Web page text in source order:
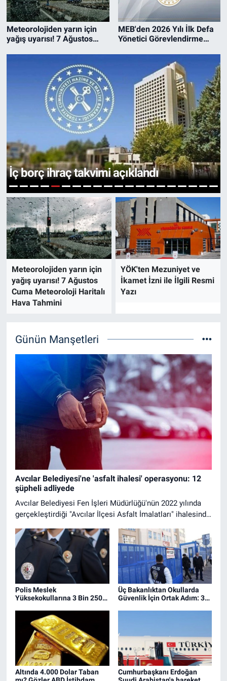
Meteorolojiden yarın için
yağış uyarısı! 7 Ağustos
MEB'den 2026 Yılı İlk Defa
Yönetici Görevlendirme
İç borç ihraç takvimi açıklandı
1 2 3 4 5 6 7 8 9 10 11121314151617181920
Meteorolojiden yarın için
yağış uyarısı! 7 Ağustos
Cuma Meteoroloji Haritalı
Hava Tahmini
YÖK'ten Mezuniyet ve
İkamet İzni ile İlgili Resmi
Yazı
Günün Manşetleri
Avcılar Belediyesi'ne 'asfalt ihalesi' operasyonu: 12
şüpheli adliyede
Avcılar Belediyesi Fen İşleri Müdürlüğü'nün 2022 yılında
gerçekleştirdiği "Avcılar İlçesi Asfalt İmalatları" ihalesinde
gözaltı kararı verildi. Küçükçekmece Cumhuriyet
Başsavcılığı'nca yürütülen "ihaleye fesat karıştırma"
soruşturması kapsamında İstanbul, Ankara, Balıkesir ve
Bitlis'te düzenlenen eş zamanlı operasyonda 12 şüpheli
yakalandı. Emniyetteki işlemleri tamamlanan zanlılar
Küçükçekmece Adliyesi'ne sevk edildi.
Polis Meslek
Yüksekokullarına 3 Bin 250
Üç Bakanlıktan Okullarda
Güvenlik İçin Ortak Adım: 30
Altında 4.000 Dolar Taban
Cumhurbaşkanı Erdoğan
Politika